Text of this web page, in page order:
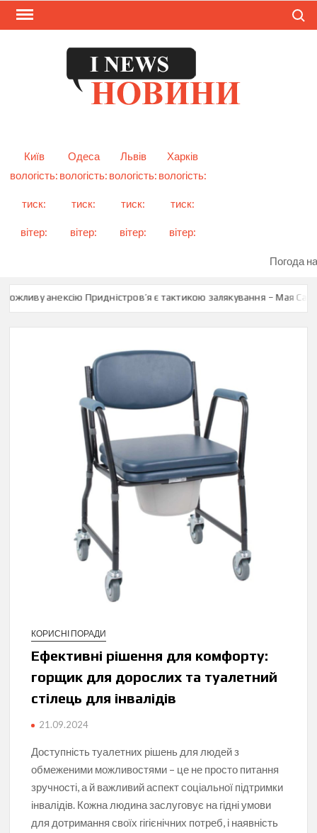
Skip
Київ
Одеса Львів
Харків
вологість:
тиск:
вітер:
вологість:
тиск:
вітер:
вологість:
тиск:
вітер:
вологість:
тиск:
вітер:
Погода
анексію Придністров’я є тактикою залякування – Мая Санду
КОРИСНІ ПОРАДИ
Ефективні рішення для комфорту:
горщик для дорослих та туалетний
стілець для інвалідів
21.09.2024
Доступність туалетних рішень для людей з
обмеженими можливостями – це не просто питання
зручності, а й важливий аспект соціальної підтримки
інвалідів. Кожна людина заслуговує на гідні умови
для дотримання своїх гігієнічних потреб, і наявність